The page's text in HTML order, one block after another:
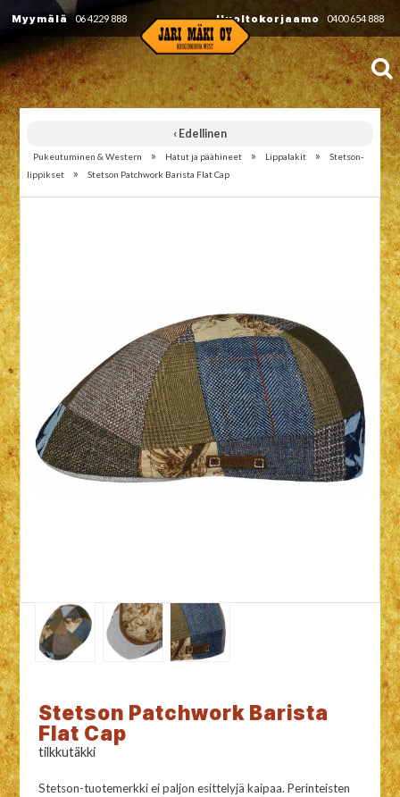
Myymälä 06 4229 888 Huoltokorjaamo 0400 654 888
‹ Edellinen
Pukeutuminen & Western » Hatut ja päähineet » Lippalakit »
Stetson-
lippikset
» Stetson Patchwork Barista Flat Cap
Stetson Patchwork Barista
Flat Cap
tilkkutäkki
Stetson-tuotemerkki ei paljon esittelyjä kaipaa. Perinteisten